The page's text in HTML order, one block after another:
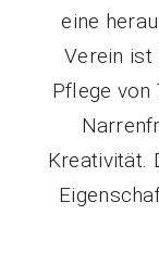
eine
Verein ist
Pflege von
Kreativität.